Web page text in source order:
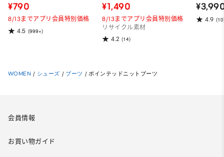
¥790
8/13までアプリ会員特別価格
4.5 (999+)
¥1,490
8/13までアプリ会員特別価格
リサイクル素材
4.2 (14)
ーパー
ット）
4.9
WOMEN / シューズ / ブーツ / ポインテッドニットブーツ
会員情報
お買い物ガイド